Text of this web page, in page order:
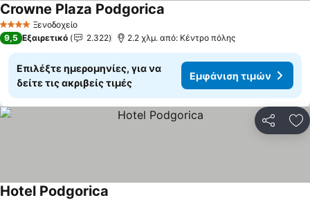
4 ΑστέριαΞενοδοχείο
Crowne Plaza Podgorica
9,5 Εξαιρετικό 2.322 2.2 χλμ. από: Κέντρο πόλης
Επιλέξτε ημερομηνίες, για να
δείτε τις ακριβείς τιμές
Εμφάνιση τιμών
Hotel Podgorica